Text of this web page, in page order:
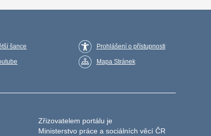
šance Prohlášení o přístupnosti
Mapa Stránek
Zřizovatelem portálu je
Ministerstvo práce a sociálních věcí ČR